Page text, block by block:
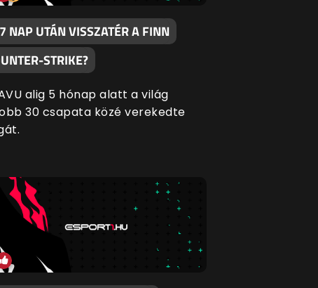
NAP UTÁN VISSZATÉR A FINN
STRIKE?
alig 5 hónap alatt a világ
30 csapata közé verekedte